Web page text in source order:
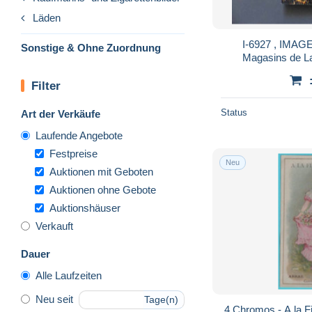
Läden
Sonstige & Ohne Zuordnung
Filter
Art der Verkäufe
Laufende Angebote
Festpreise
Auktionen mit Geboten
Auktionen ohne Gebote
Auktionshäuser
Verkauft
Dauer
Alle Laufzeiten
Neu seit Tage(n)
I-6927 ,
Magasins de
Status
Neu
4 Chromos - A la